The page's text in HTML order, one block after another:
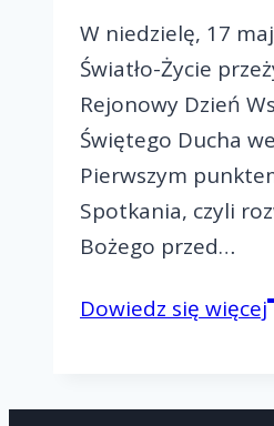
W niedzielę, 17
Światło-Życie
Rejonowy Dzień
Świętego Ducha
Pierwszym
Spotkania, czyli
Bożego przed…
Dowiedz się więcej